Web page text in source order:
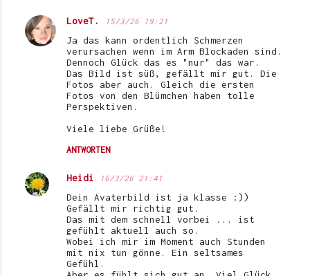
LoveT. 15/3/26 19:21
Ja das kann ordentlich Schmerzen
verursachen wenn im Arm Blockaden sind.
Dennoch Glück das es "nur" das war.
Das Bild ist süß, gefällt mir gut. Die
Fotos aber auch. Gleich die ersten
Fotos von den Blümchen haben tolle
Perspektiven.
Viele liebe Grüße!
ANTWORTEN
Heidi 16/3/26 21:41
Dein Avaterbild ist ja klasse :))
Gefällt mir richtig gut.
Das mit dem schnell vorbei ... ist
gefühlt aktuell auch so.
Wobei ich mir im Moment auch Stunden
mit nix tun gönne. Ein seltsames
Gefühl.